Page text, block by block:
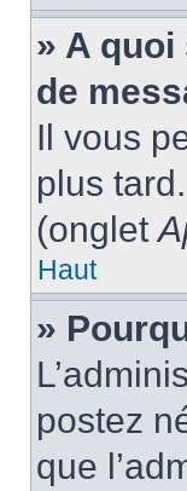
» A
de
Il vous
plus
(onglet
Haut
»
postez
que